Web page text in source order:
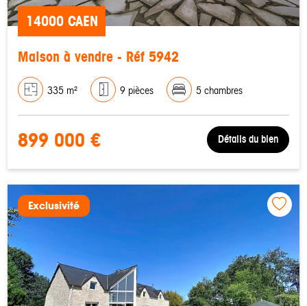
14000 CAEN
Maison à vendre - Réf 5942
335 m² 9 pièces 5 chambres
899 000 € Détails du bien
Exclusivité